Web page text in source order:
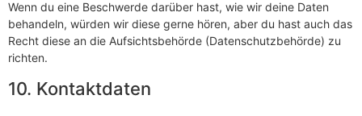
Wenn du eine Beschwerde darüber hast, wie wir deine Daten
behandeln, würden wir diese gerne hören, aber du hast auch das
Recht diese an die Aufsichtsbehörde (Datenschutzbehörde) zu
richten.
10. Kontaktdaten